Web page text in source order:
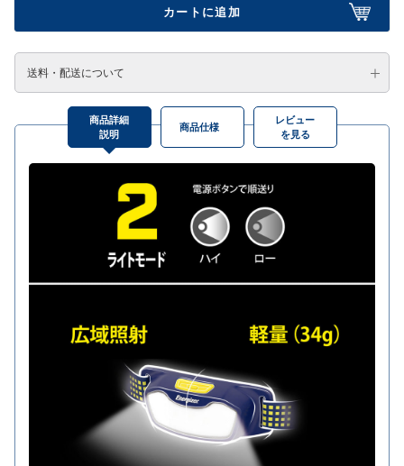
カートに追加
送料・配送について
商品詳細
説明
商品仕様
レビュー
を見る